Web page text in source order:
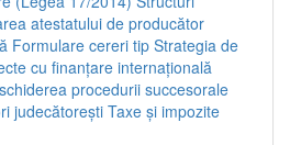
atestatului de producător
Formulare cereri tip Strategia de
cu finanţare internaţională
procedurii succesorale
judecătorești Taxe şi impozite